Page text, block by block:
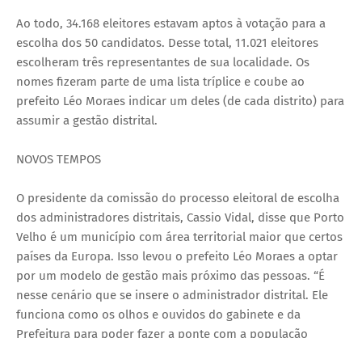
Ao todo, 34.168 eleitores estavam aptos à votação para a
escolha dos 50 candidatos. Desse total, 11.021 eleitores
escolheram três representantes de sua localidade. Os
nomes fizeram parte de uma lista tríplice e coube ao
prefeito Léo Moraes indicar um deles (de cada distrito) para
assumir a gestão distrital.
NOVOS TEMPOS
O presidente da comissão do processo eleitoral de escolha
dos administradores distritais, Cassio Vidal, disse que Porto
Velho é um município com área territorial maior que certos
países da Europa. Isso levou o prefeito Léo Moraes a optar
por um modelo de gestão mais próximo das pessoas. “É
nesse cenário que se insere o administrador distrital. Ele
funciona como os olhos e ouvidos do gabinete e da
Prefeitura para poder fazer a ponte com a população